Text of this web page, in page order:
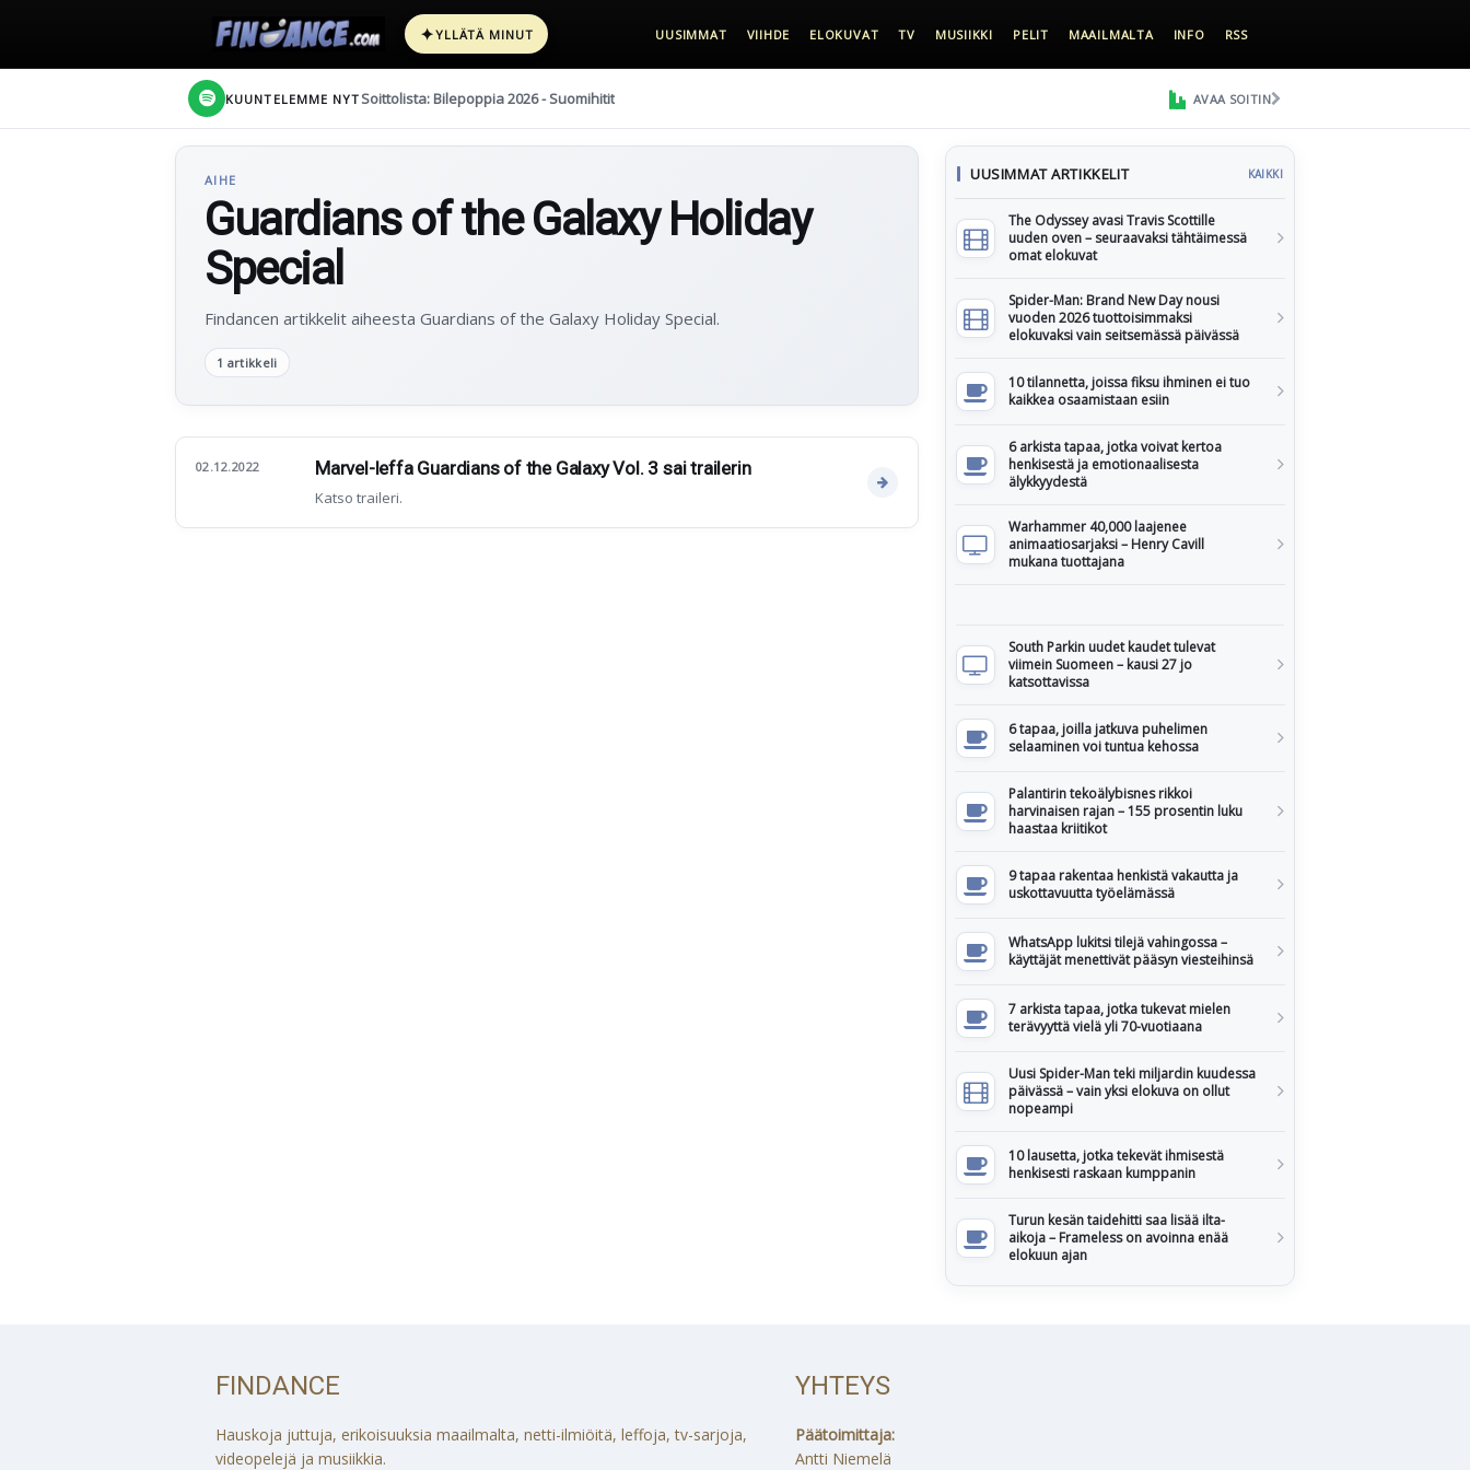
✦YLLÄTÄ MINUT UUSIMMAT VIIHDE ELOKUVAT TV MUSIIKKI PELIT MAAILMALTA INFO RSS
KUUNTELEMME NYT Soittolista: Bilepoppia 2026 - Suomihitit AVAA SOITIN
AIHE
Guardians of the Galaxy Holiday
Special
Findancen artikkelit aiheesta Guardians of the Galaxy Holiday Special.
1 artikkeli
02.12.2022 Marvel-leffa Guardians of the Galaxy Vol. 3 sai trailerin
Katso traileri.
UUSIMMAT ARTIKKELIT KAIKKI
The Odyssey avasi Travis Scottille
uuden oven – seuraavaksi tähtäimessä
omat elokuvat
Spider-Man: Brand New Day nousi
vuoden 2026 tuottoisimmaksi
elokuvaksi vain seitsemässä päivässä
10 tilannetta, joissa fiksu ihminen ei tuo
kaikkea osaamistaan esiin
6 arkista tapaa, jotka voivat kertoa
henkisestä ja emotionaalisesta
älykkyydestä
Warhammer 40,000 laajenee
animaatiosarjaksi – Henry Cavill
mukana tuottajana
South Parkin uudet kaudet tulevat
viimein Suomeen – kausi 27 jo
katsottavissa
6 tapaa, joilla jatkuva puhelimen
selaaminen voi tuntua kehossa
Palantirin tekoälybisnes rikkoi
harvinaisen rajan – 155 prosentin luku
haastaa kriitikot
9 tapaa rakentaa henkistä vakautta ja
uskottavuutta työelämässä
WhatsApp lukitsi tilejä vahingossa –
käyttäjät menettivät pääsyn viesteihinsä
7 arkista tapaa, jotka tukevat mielen
terävyyttä vielä yli 70-vuotiaana
Uusi Spider-Man teki miljardin kuudessa
päivässä – vain yksi elokuva on ollut
nopeampi
10 lausetta, jotka tekevät ihmisestä
henkisesti raskaan kumppanin
Turun kesän taidehitti saa lisää ilta-
aikoja – Frameless on avoinna enää
elokuun ajan
FINDANCE
Hauskoja juttuja, erikoisuuksia maailmalta, netti-ilmiöitä, leffoja, tv-sarjoja,
videopelejä ja musiikkia.
YHTEYS
Päätoimittaja:
Antti Niemelä